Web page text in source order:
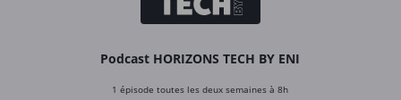
Podcast HORIZONS TECH BY ENI
1 épisode toutes les deux semaines à 8h